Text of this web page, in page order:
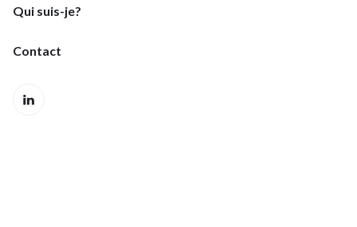
Qui suis-je?
Contact